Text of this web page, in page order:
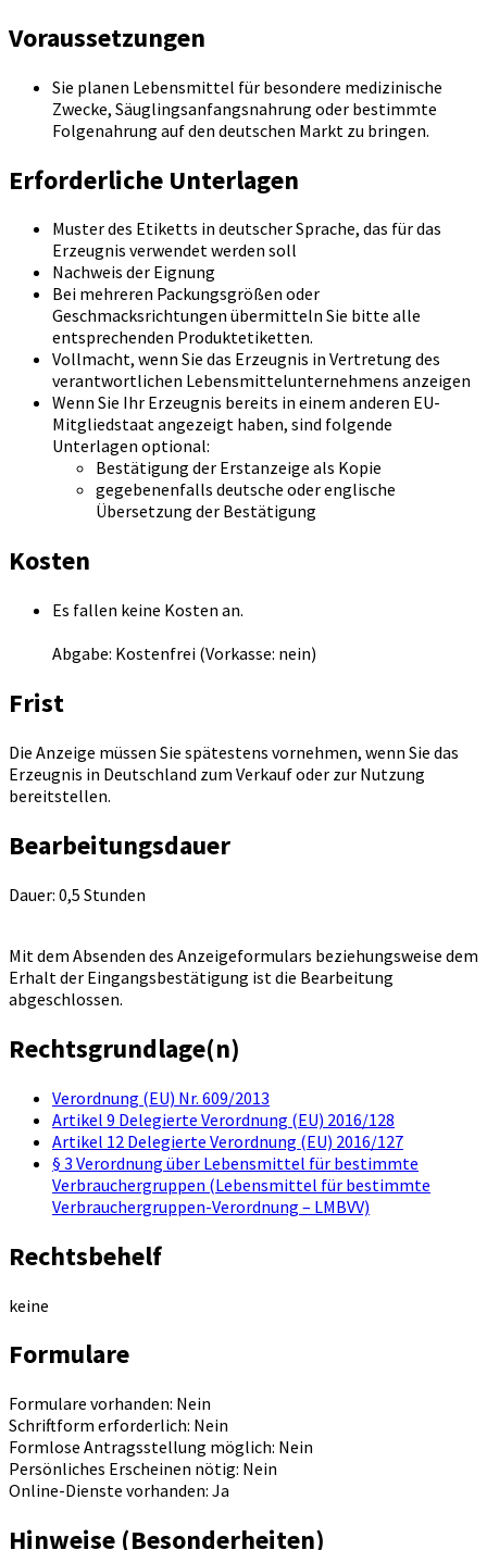
Voraussetzungen
Sie planen Lebensmittel für besondere medizinische
Zwecke, Säuglingsanfangsnahrung oder bestimmte
Folgenahrung auf den deutschen Markt zu bringen.
Erforderliche Unterlagen
Muster des Etiketts in deutscher Sprache, das für das
Erzeugnis verwendet werden soll
Nachweis der Eignung
Bei mehreren Packungsgrößen oder
Geschmacksrichtungen übermitteln Sie bitte alle
entsprechenden Produktetiketten.
Vollmacht, wenn Sie das Erzeugnis in Vertretung des
verantwortlichen Lebensmittelunternehmens anzeigen
Wenn Sie Ihr Erzeugnis bereits in einem anderen EU-
Mitgliedstaat angezeigt haben, sind folgende
Unterlagen optional:
Bestätigung der Erstanzeige als Kopie
gegebenenfalls deutsche oder englische
Übersetzung der Bestätigung
Kosten
Es fallen keine Kosten an.
Abgabe: Kostenfrei (Vorkasse: nein)
Frist
Die Anzeige müssen Sie spätestens vornehmen, wenn Sie das
Erzeugnis in Deutschland zum Verkauf oder zur Nutzung
bereitstellen.
Bearbeitungsdauer
Dauer: 0,5 Stunden
Mit dem Absenden des Anzeigeformulars beziehungsweise dem
Erhalt der Eingangsbestätigung ist die Bearbeitung
abgeschlossen.
Rechtsgrundlage(n)
Verordnung (EU) Nr. 609/2013
Artikel 9 Delegierte Verordnung (EU) 2016/128
Artikel 12 Delegierte Verordnung (EU) 2016/127
§ 3 Verordnung über Lebensmittel für bestimmte
Verbrauchergruppen (Lebensmittel für bestimmte
Verbrauchergruppen-Verordnung – LMBVV)
Rechtsbehelf
keine
Formulare
Formulare vorhanden: Nein
Schriftform erforderlich: Nein
Formlose Antragsstellung möglich: Nein
Persönliches Erscheinen nötig: Nein
Online-Dienste vorhanden: Ja
Hinweise (Besonderheiten)